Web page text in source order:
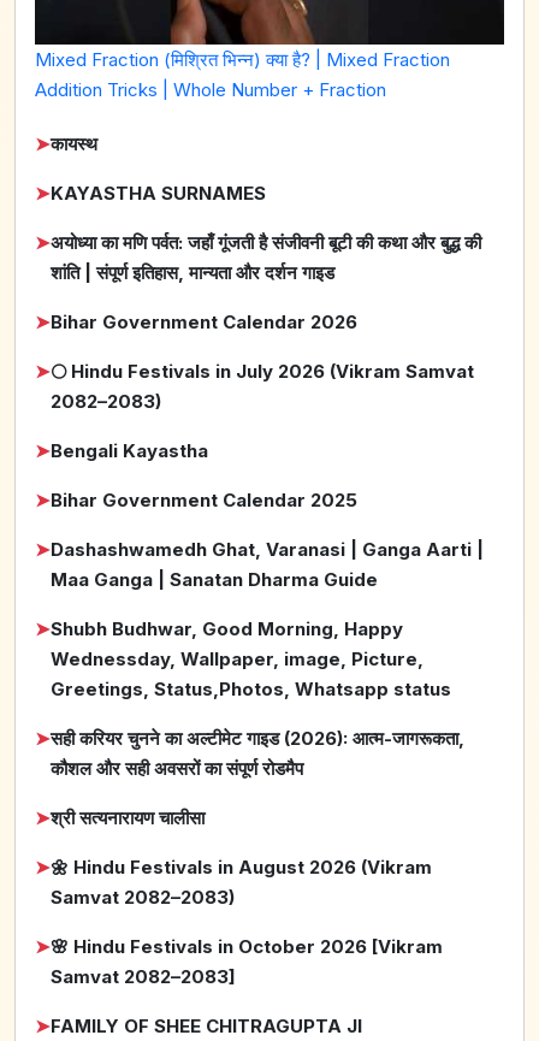
Mixed Fraction (मिश्रित भिन्न) क्या है? | Mixed Fraction
Addition Tricks | Whole Number + Fraction
➤कायस्थ
➤KAYASTHA SURNAMES
➤अयोध्या का मणि पर्वत: जहाँ गूंजती है संजीवनी बूटी की कथा और बुद्ध की
शांति | संपूर्ण इतिहास, मान्यता और दर्शन गाइड
➤Bihar Government Calendar 2026
➤🌕 Hindu Festivals in July 2026 (Vikram Samvat
2082–2083)
➤Bengali Kayastha
➤Bihar Government Calendar 2025
➤Dashashwamedh Ghat, Varanasi | Ganga Aarti |
Maa Ganga | Sanatan Dharma Guide
➤Shubh Budhwar, Good Morning, Happy
Wednessday, Wallpaper, image, Picture,
Greetings, Status,Photos, Whatsapp status
➤सही करियर चुनने का अल्टीमेट गाइड (2026): आत्म-जागरूकता,
कौशल और सही अवसरों का संपूर्ण रोडमैप
➤श्री सत्यनारायण चालीसा
➤🌼 Hindu Festivals in August 2026 (Vikram
Samvat 2082–2083)
➤🌸 Hindu Festivals in October 2026 [Vikram
Samvat 2082–2083]
➤FAMILY OF SHEE CHITRAGUPTA JI